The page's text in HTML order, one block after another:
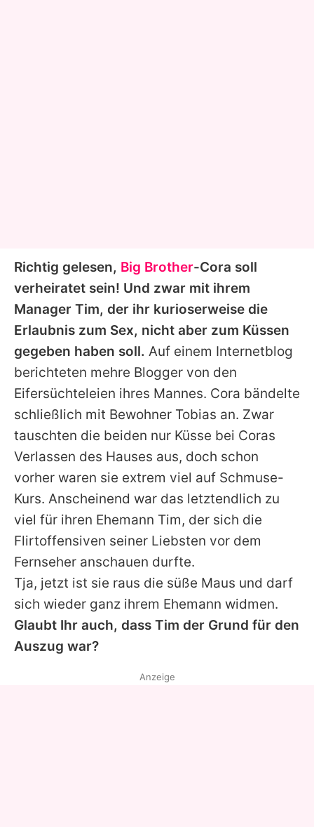
Richtig gelesen, Big Brother-Cora soll
verheiratet sein! Und zwar mit ihrem
Manager Tim, der ihr kurioserweise die
Erlaubnis zum Sex, nicht aber zum Küssen
gegeben haben soll. Auf einem Internetblog
berichteten mehre Blogger von den
Eifersüchteleien ihres Mannes. Cora bändelte
schließlich mit Bewohner Tobias an. Zwar
tauschten die beiden nur Küsse bei Coras
Verlassen des Hauses aus, doch schon
vorher waren sie extrem viel auf Schmuse-
Kurs. Anscheinend war das letztendlich zu
viel für ihren Ehemann Tim, der sich die
Flirtoffensiven seiner Liebsten vor dem
Fernseher anschauen durfte.
Tja, jetzt ist sie raus die süße Maus und darf
sich wieder ganz ihrem Ehemann widmen.
Glaubt Ihr auch, dass Tim der Grund für den
Auszug war?
Anzeige